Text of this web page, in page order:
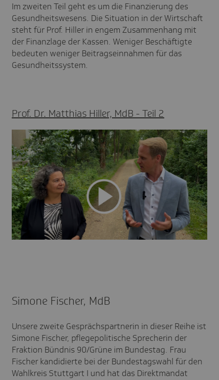
Im zweiten Teil geht es um die Finanzierung des
Gesundheitswesens. Die Situation in der Wirtschaft
steht für Prof. Hiller in engem Zusammenhang mit
der Finanzlage der Kassen. Weniger Beschäftigte
bedeuten weniger Beitragseinnahmen für das
Gesundheitssystem.
Prof. Dr. Matthias Hiller, MdB - Teil 2
Simone Fischer, MdB
Unsere zweite Gesprächspartnerin in dieser Reihe ist
Simone Fischer, pflegepolitische Sprecherin der
Fraktion Bündnis 90/Grüne im Bundestag. Frau
Fischer kandidierte bei der Bundestagswahl für den
Wahlkreis Stuttgart I und hat das Direktmandat